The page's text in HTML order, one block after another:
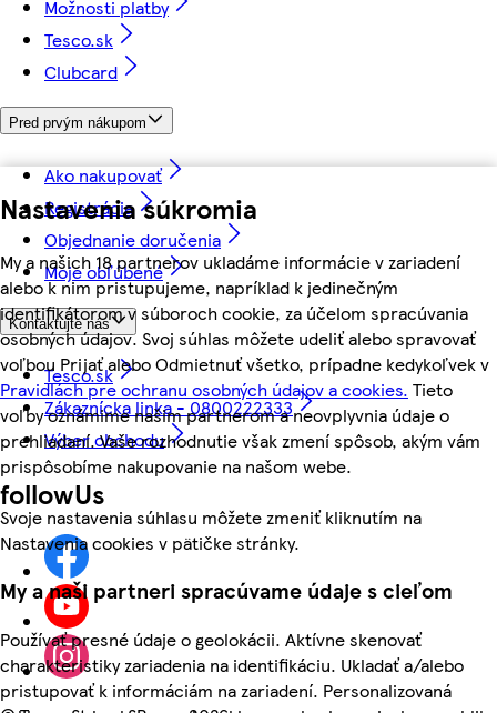
Nastavenia súkromia
My a našich 18 partnerov ukladáme informácie v zariadení
alebo k nim pristupujeme, napríklad k jedinečným
identifikátorom v súboroch cookie, za účelom spracúvania
osobných údajov. Svoj súhlas môžete udeliť alebo spravovať
voľbou Prijať alebo Odmietnuť všetko, prípadne kedykoľvek v
Pravidlách pre ochranu osobných údajov a cookies. Tieto
voľby oznámime našim partnerom a neovplyvnia údaje o
prehliadaní. Vaše rozhodnutie však zmení spôsob, akým vám
prispôsobíme nakupovanie na našom webe.
Svoje nastavenia súhlasu môžete zmeniť kliknutím na
Nastavenia cookies v pätičke stránky.
My a naši partneri spracúvame údaje s cieľom
Používať presné údaje o geolokácii. Aktívne skenovať
charakteristiky zariadenia na identifikáciu. Ukladať a/alebo
pristupovať k informáciám na zariadení. Personalizovaná
Možnosti platby
Tesco.sk
Clubcard
Pred prvým nákupom
Ako nakupovať
Registrácia
Objednanie doručenia
Moje obľúbené
Kontaktujte nás
Tesco.sk
Zákaznícka linka - 0800222333
Výber obchodu
followUs